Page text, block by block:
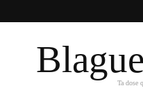
Ta dose